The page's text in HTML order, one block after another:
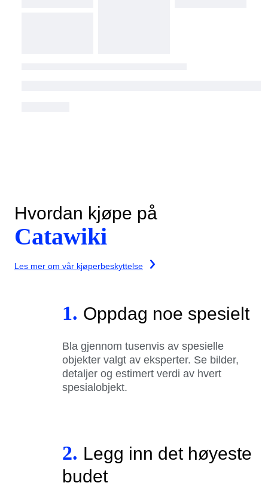
Hvordan kjøpe på
Catawiki
Les mer om vår kjøperbeskyttelse
1. Oppdag noe spesielt
Bla gjennom tusenvis av spesielle
objekter valgt av eksperter. Se bilder,
detaljer og estimert verdi av hvert
spesialobjekt.
2. Legg inn det høyeste
budet